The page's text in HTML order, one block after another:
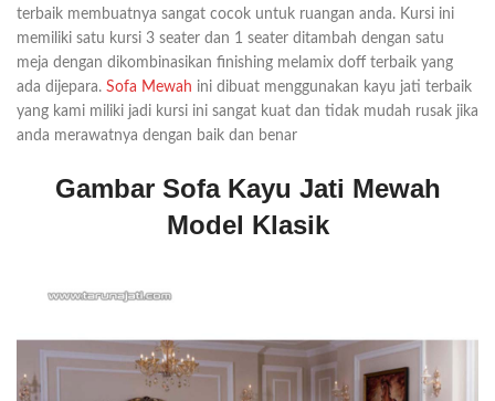
terbaik membuatnya sangat cocok untuk ruangan anda. Kursi ini
memiliki satu kursi 3 seater dan 1 seater ditambah dengan satu
meja dengan dikombinasikan finishing melamix doff terbaik yang
ada dijepara. Sofa Mewah ini dibuat menggunakan kayu jati terbaik
yang kami miliki jadi kursi ini sangat kuat dan tidak mudah rusak jika
anda merawatnya dengan baik dan benar
Gambar Sofa Kayu Jati Mewah
Model Klasik